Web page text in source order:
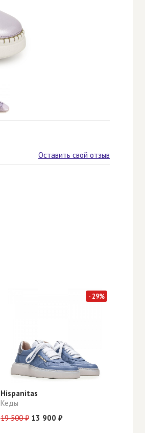
Оставить свой отзыв
- 29%
Hispanitas
Кеды
19 500 ₽ 13 900 ₽